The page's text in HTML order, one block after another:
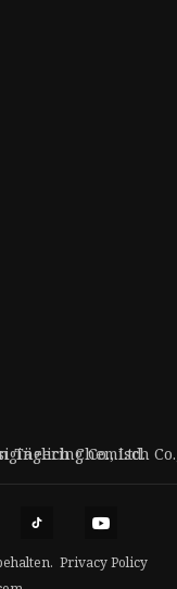
Co., Ltd.
Täglich Chemisch
Privacy Policy